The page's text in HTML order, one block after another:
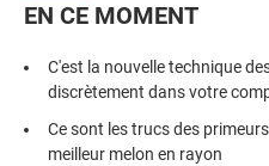
EN CE MOMENT
C'est la nouvelle technique
discrètement dans votre
Ce sont les trucs des
meilleur melon en rayon